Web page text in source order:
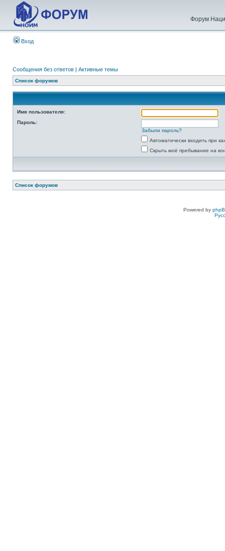
Форум
Вход
Сообщения без ответов | Активные темы
Список форумов
Имя пользователя:
Пароль:
Забыли пароль?
Автоматически входить при
Скрыть моё пребывание на
Список форумов
Powered by